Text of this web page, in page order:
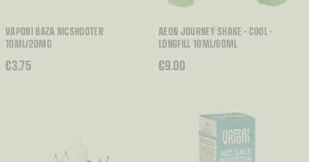
VAPORI BAZA NICSHOOTER
10ML/20MG
€3.75
AEON JOURNEY SHAKE - COOL -
LONGFILL 10ML/60ML
€9.00